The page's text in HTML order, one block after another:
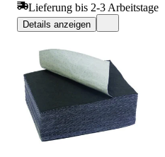
Lieferung bis 2-3 Arbeitstage
Details anzeigen